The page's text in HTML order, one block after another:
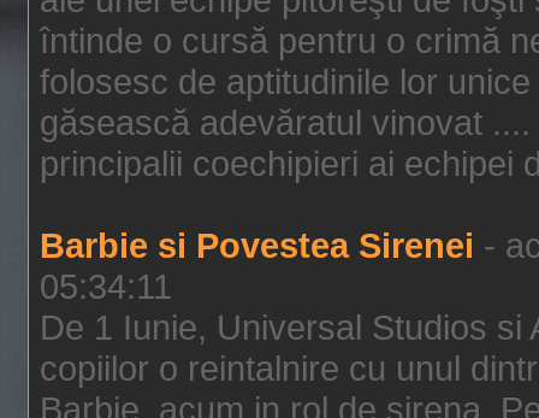
întinde o cursă pentru o crimă
folosesc de aptitudinile lor
găsească adevăratul vinovat
principalii coechipieri ai echipei
Barbie si Povestea Sirenei -
05:34:11
De 1 Iunie, Universal Studios si
copiilor o reintalnire cu unul
Barbie, acum in rol de sirena.